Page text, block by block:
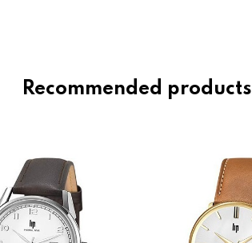
Recommended products